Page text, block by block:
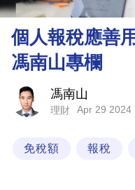
理
財
商
科
個人報稅應善
馮南山專欄
馮南山
理財 Apr 29 2024
免稅額 報稅